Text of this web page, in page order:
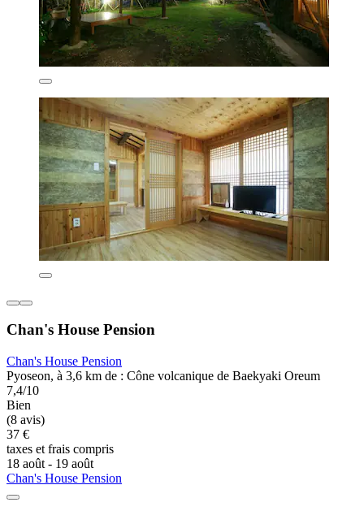
Chan's House Pension
Chan's House Pension
Pyoseon, à 3,6 km de : Cône volcanique de Baekyaki Oreum
7,4/10
Bien
(8 avis)
37 €
taxes et frais compris
18 août - 19 août
Chan's House Pension